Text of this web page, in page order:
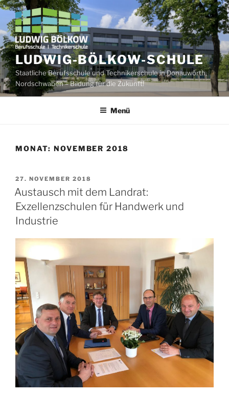
Zum
Inhalt
springen
LUDWIG-BÖLKOW-SCHULE
Staatliche Berufsschule und Technikerschule in Donauwörth,
Nordschwaben – Bildung für die Zukunft!
Menü
MONAT: NOVEMBER 2018
VERÖFFENTLICHT
AM
27. NOVEMBER 2018
Austausch mit dem Landrat:
Exzellenzschulen für Handwerk und
Industrie